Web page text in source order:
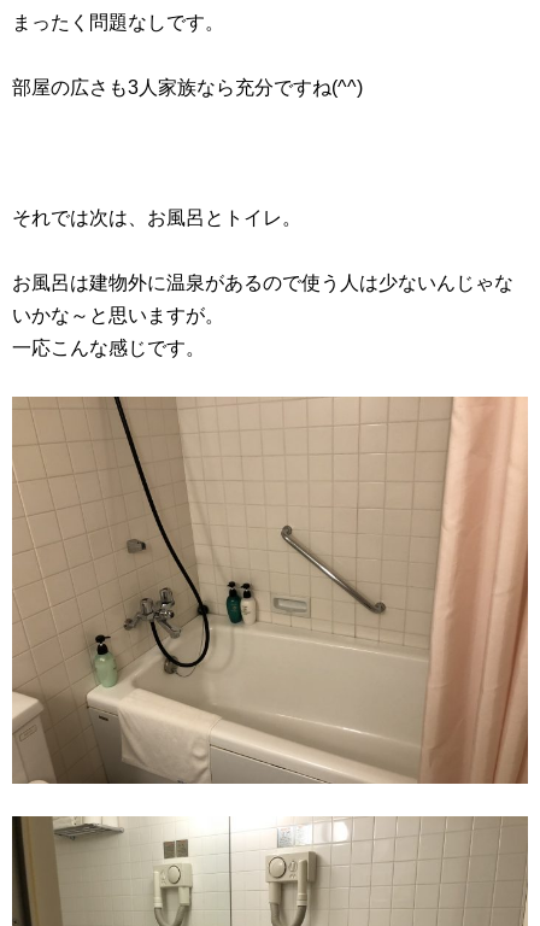
まったく問題なしです。
部屋の広さも3人家族なら充分ですね(^^)
それでは次は、お風呂とトイレ。
お風呂は建物外に温泉があるので使う人は少ないんじゃな
いかな～と思いますが。
一応こんな感じです。